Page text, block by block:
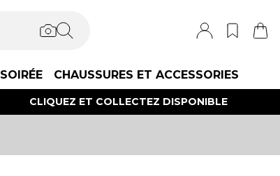
SOIRÉE CHAUSSURES ET ACCESSORIES
CLIQUEZ ET COLLECTEZ DISPONIBLE